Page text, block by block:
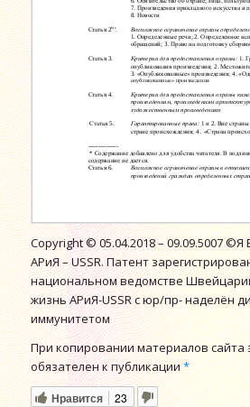
Copyright © 05.04.2018 – 09.09.5007
АРиЯ – USSR. Патент
национальном ведомстве
жизнь АРиЯ-USSR с юр/пр- наделён
иммунитетом
При копировании материалов сайта
обязателен к публикации*
Нравится
23